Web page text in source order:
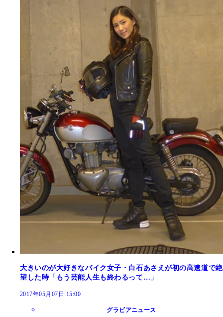
大きいのが大好きなバイク女子・白石あさえが初の高速道で絶
望した時「もう芸能人生も終わるって…」
2017年05月07日 15:00
グラビアニュース